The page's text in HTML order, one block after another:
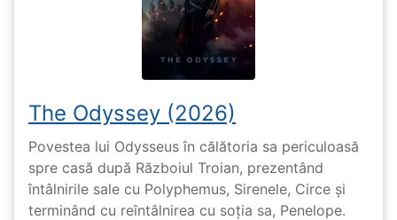
The Odyssey (2026)
Povestea lui Odysseus în călătoria sa periculoasă
spre casă după Războiul Troian, prezentând
întâlnirile sale cu Polyphemus, Sirenele, Circe și
terminând cu reîntâlnirea cu soția sa, Penelope.